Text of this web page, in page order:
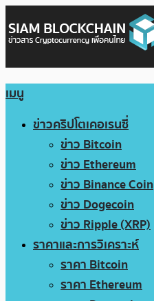
เมนู
ข่าวคริปโตเคอเรนซี่
ข่าว Bitcoin
ข่าว Ethereum
ข่าว Binance Coin
ข่าว Dogecoin
ข่าว Ripple (XRP)
ราคาและการวิเคราะห์
ราคา Bitcoin
ราคา Ethereum